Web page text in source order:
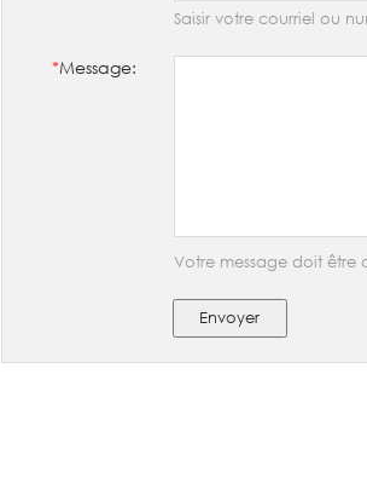
Saisir votre courriel ou
*Message:
Votre message doit être
Envoyer